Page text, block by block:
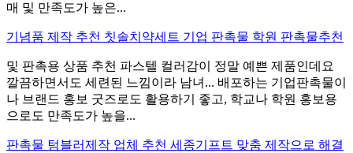
매 및 만족도가 높은...
기념품 제작 추천 칫솔치약세트 기업 판촉물 학원 판촉물추천
및 판촉용 상품 추천 파스텔 컬러감이 정말 예쁜 제품인데요
깔끔하면서도 세련된 느낌이라 남녀... 배포하는 기업판촉물이
나 브랜드 홍보 굿즈로도 활용하기 좋고, 학교나 학원 홍보용
으로도 만족도가 높을...
판촉물 텀블러제작 업체 추천 세종기프트 맞춤 제작으로 해결